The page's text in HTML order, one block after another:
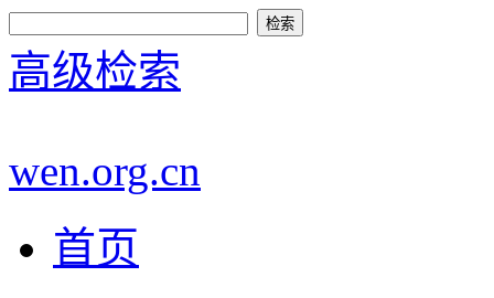
高级检索
wen.org.cn
首页